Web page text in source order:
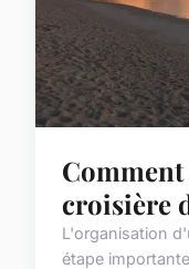
croisière
L'organisation
étape